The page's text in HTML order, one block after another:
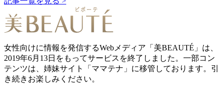
女性向けに情報を発信するWebメディア「美BEAUTÉ」は、
2019年6月13日をもってサービスを終了しました。一部コン
テンツは、姉妹サイト「ママテナ」に移管しております。引
き続きお楽しみください。